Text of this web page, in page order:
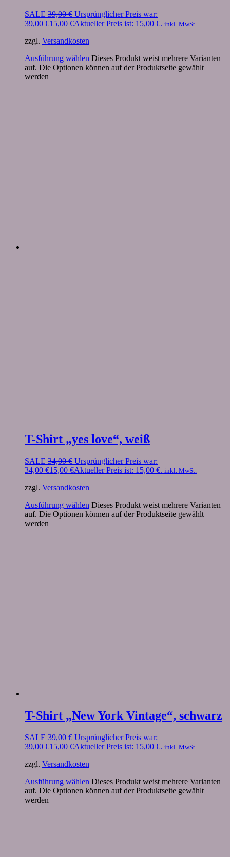
SALE 39,00€ Ursprünglicher Preis war:
39,00 €15,00 €Aktueller Preis ist: 15,00 €. inkl. MwSt.
zzgl. Versandkosten
Ausführung wählen Dieses Produkt weist mehrere Varianten
auf. Die Optionen können auf der Produktseite gewählt
werden
T-Shirt „yes love“, weiß
SALE 34,00€ Ursprünglicher Preis war:
34,00 €15,00 €Aktueller Preis ist: 15,00 €. inkl. MwSt.
zzgl. Versandkosten
Ausführung wählen Dieses Produkt weist mehrere Varianten
auf. Die Optionen können auf der Produktseite gewählt
werden
T-Shirt „New York Vintage“, schwarz
SALE 39,00€ Ursprünglicher Preis war:
39,00 €15,00 €Aktueller Preis ist: 15,00 €. inkl. MwSt.
zzgl. Versandkosten
Ausführung wählen Dieses Produkt weist mehrere Varianten
auf. Die Optionen können auf der Produktseite gewählt
werden